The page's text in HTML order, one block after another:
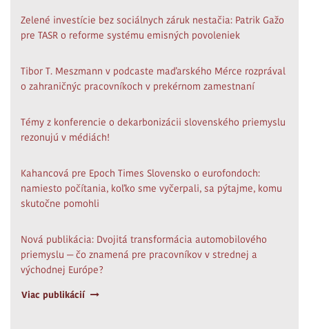
Zelené investície bez sociálnych záruk nestačia: Patrik Gažo
pre TASR o reforme systému emisných povoleniek
Tibor T. Meszmann v podcaste maďarského Mérce rozprával
o zahraničnýc pracovníkoch v prekérnom zamestnaní
Témy z konferencie o dekarbonizácii slovenského priemyslu
rezonujú v médiách!
Kahancová pre Epoch Times Slovensko o eurofondoch:
namiesto počítania, koľko sme vyčerpali, sa pýtajme, komu
skutočne pomohli
Nová publikácia: Dvojitá transformácia automobilového
priemyslu — čo znamená pre pracovníkov v strednej a
východnej Európe?
Viac publikácií